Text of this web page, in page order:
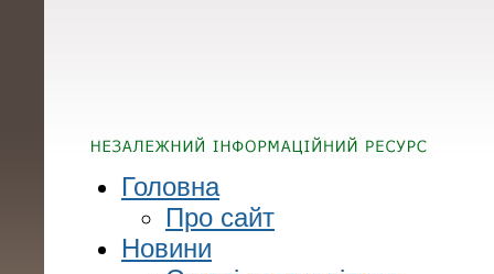
Головна
Про сайт
Новини